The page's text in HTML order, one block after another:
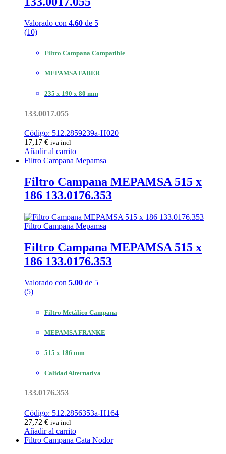
Valorado con 4.60 de 5
(10)
Filtro Campana Compatible
MEPAMSA FABER
235 x 190 x 80 mm
133.0017.055
Código: 512.2859239a-H020
17,17 € iva incl
Añadir al carrito
Filtro Campana Mepamsa
Filtro Campana MEPAMSA 515 x
186 133.0176.353
Filtro Campana Mepamsa
Filtro Campana MEPAMSA 515 x
186 133.0176.353
Valorado con 5.00 de 5
(5)
Filtro Metálico Campana
MEPAMSA FRANKE
515 x 186 mm
Calidad Alternativa
133.0176.353
Código: 512.2856353a-H164
27,72 € iva incl
Añadir al carrito
Filtro Campana Cata Nodor